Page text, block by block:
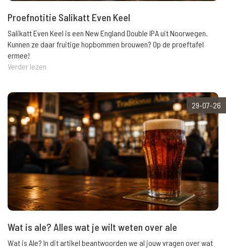
Proefnotitie Salikatt Even Keel
Salikatt Even Keel is een New England Double IPA uit Noorwegen.
Kunnen ze daar fruitige hopbommen brouwen? Op de proeftafel
ermee!
Verder lezen
29-07-26
Wat is ale? Alles wat je wilt weten over ale
Wat is Ale? In dit artikel beantwoorden we al jouw vragen over wat